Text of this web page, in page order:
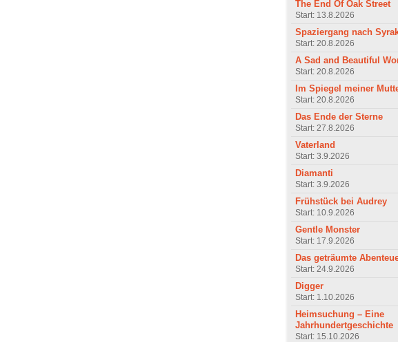
The End Of Oak Street
Start: 13.8.2026
Spaziergang nach
Start: 20.8.2026
A Sad and Beautiful
Start: 20.8.2026
Im Spiegel meiner
Start: 20.8.2026
Das Ende der Sterne
Start: 27.8.2026
Vaterland
Start: 3.9.2026
Diamanti
Start: 3.9.2026
Frühstück bei Audrey
Start: 10.9.2026
Gentle Monster
Start: 17.9.2026
Das geträumte
Start: 24.9.2026
Digger
Start: 1.10.2026
Heimsuchung – Eine
Jahrhundertgeschichte
Start: 15.10.2026